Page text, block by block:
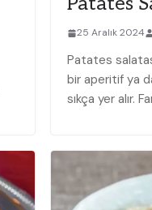
25 Aralık 2024
Patates
bir ⁤aperitif ⁢ya
sıkça yer alır.